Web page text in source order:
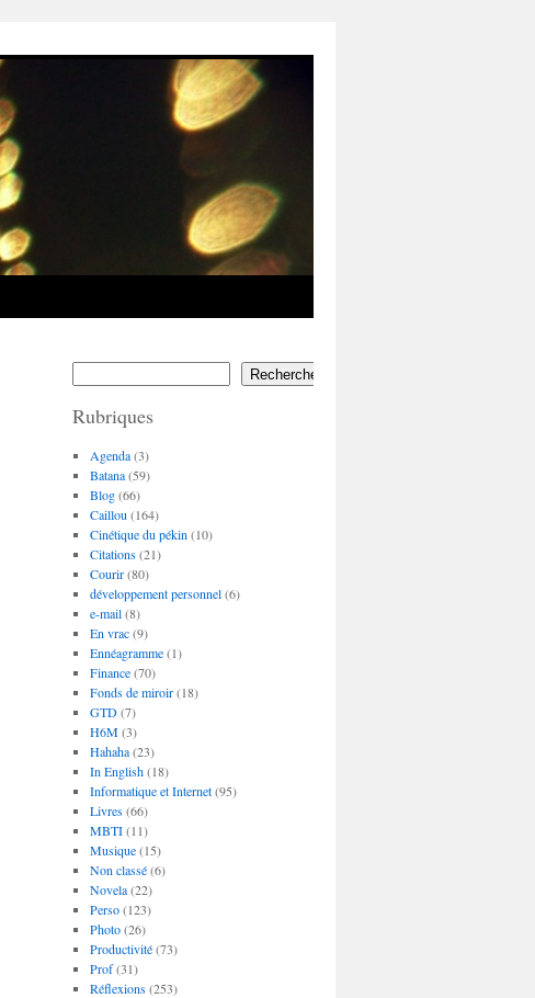
Rechercher
Rubriques
Agenda(3)
Batana(59)
Blog(66)
Caillou (164)
Cinétique du pékin (10)
Citations(21)
Courir(80)
développement personnel(6)
e-mail(8)
En vrac(9)
Ennéagramme(1)
Finance(70)
Fonds de miroir(18)
GTD(7)
H6M(3)
Hahaha(23)
In English(18)
Informatique et Internet(95)
Livres(66)
MBTI(11)
Musique(15)
Non classé(6)
Novela(22)
Perso(123)
Photo(26)
Productivité(73)
Prof(31)
Réflexions(253)